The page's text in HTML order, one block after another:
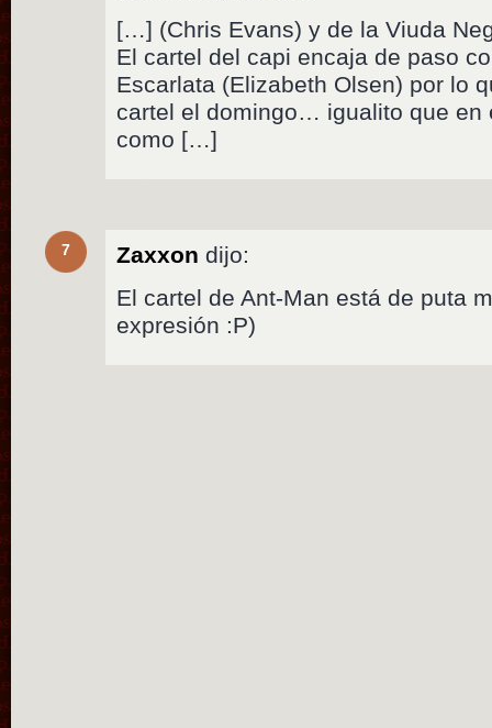
[…] (Chris Evans) y de la Viuda
El cartel del capi encaja de paso
Escarlata (Elizabeth Olsen) por lo
cartel el domingo… igualito que en
como […]
7 Zaxxon dijo:
El cartel de Ant-Man está de puta
expresión :P)